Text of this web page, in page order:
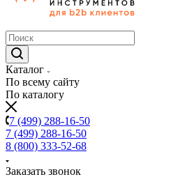
Каталог
По всему сайту
По каталогу
7 (499) 288-16-50
7 (499) 288-16-50
8 (800) 333-52-68
Заказать звонок